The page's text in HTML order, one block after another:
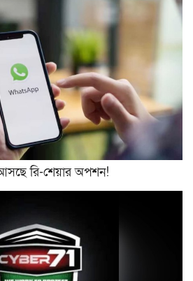
রি-শেয়ার অপশন!